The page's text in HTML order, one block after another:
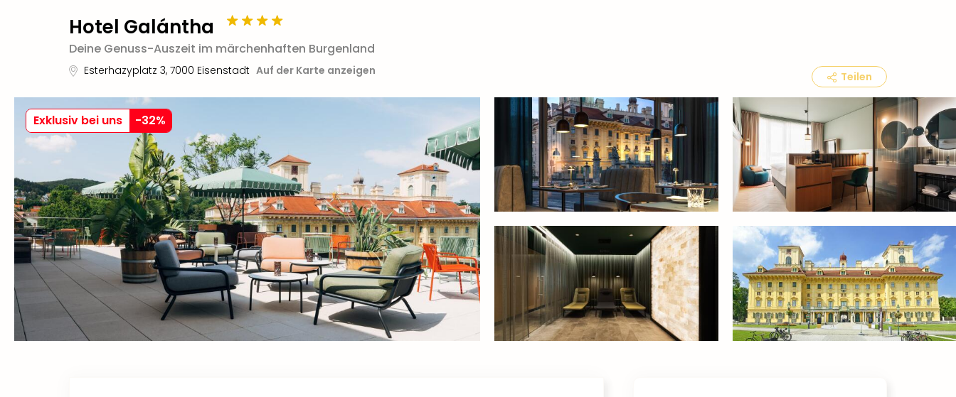
Hotel Galántha
Deine Genuss-Auszeit im märchenhaften Burgenland
Esterhazyplatz 3, 7000 Eisenstadt Auf der Karte anzeigen Teilen
Exklusiv bei uns -32%